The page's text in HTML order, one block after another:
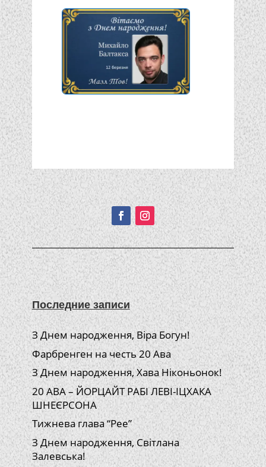
Подписывайтесь!
Последние записи
З Днем народження, Віра Богун!
Фарбренген на честь 20 Ава
З Днем народження, Хава Ніконьонок!
20 АВА – ЙОРЦАЙТ РАБІ ЛЕВІ-ІЦХАКА
ШНЕЄРСОНА
Тижнева глава “Рее”
З Днем народження, Світлана
Залевська!